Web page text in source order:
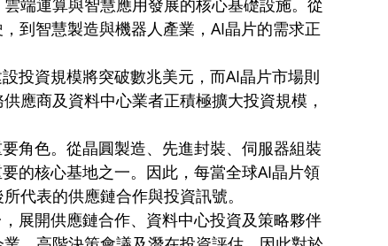
端運算與智慧應用發展的核心基礎設施。從
到智慧製造與機器人產業，AI晶片的需求正
投資規模將突破數兆美元，而AI晶片市場則
應商及資料中心業者正積極擴大投資規模，
角色。從晶圓製造、先進封裝、伺服器組裝
的核心基地之一。因此，每當全球AI晶片領
代表的供應鏈合作與投資訊號。
展開供應鏈合作、資料中心投資及策略夥伴